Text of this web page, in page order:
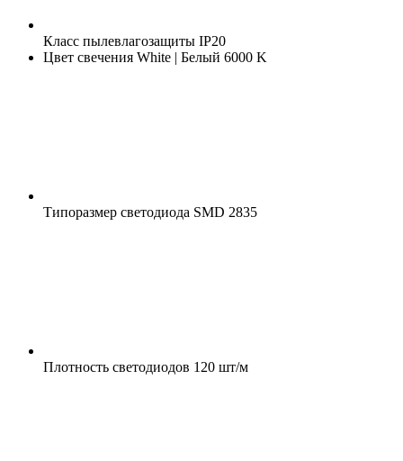
Класс пылевлагозащиты IP20
Цвет свечения White | Белый 6000 K
Типоразмер светодиода SMD 2835
Плотность светодиодов 120 шт/м